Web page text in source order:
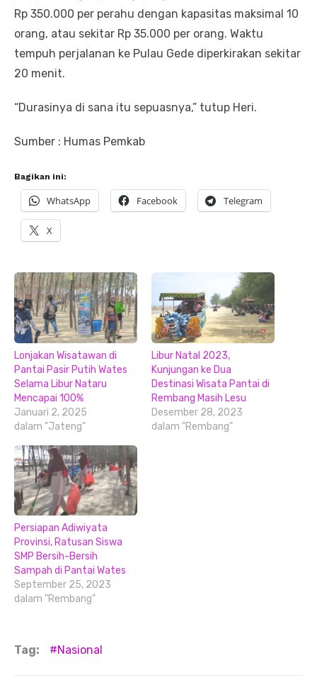
Rp 350.000 per perahu dengan kapasitas maksimal 10
orang, atau sekitar Rp 35.000 per orang. Waktu
tempuh perjalanan ke Pulau Gede diperkirakan sekitar
20 menit.
“Durasinya di sana itu sepuasnya,” tutup Heri.
Sumber : Humas Pemkab
Bagikan ini:
WhatsApp Facebook Telegram
X
Lonjakan Wisatawan di
Pantai Pasir Putih Wates
Selama Libur Nataru
Mencapai 100%
Januari 2, 2025
dalam "Jateng"
Libur Natal 2023,
Kunjungan ke Dua
Destinasi Wisata Pantai di
Rembang Masih Lesu
Desember 28, 2023
dalam "Rembang"
Persiapan Adiwiyata
Provinsi, Ratusan Siswa
SMP Bersih-Bersih
Sampah di Pantai Wates
September 25, 2023
dalam "Rembang"
Tag: Nasional